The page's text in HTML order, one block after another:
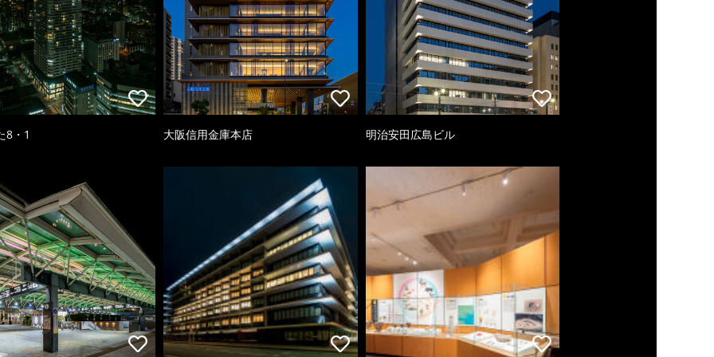
8・1 大阪信用金庫本店 明治安田広島ビル